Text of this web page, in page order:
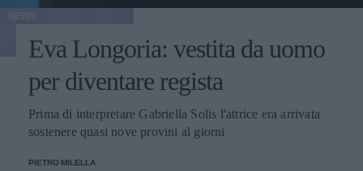
Eva Longoria: vestita da uomo
per diventare regista
Prima di interpretare Gabriella Solis l'attrice era arrivata
sostenere quasi nove provini al giorni
PIETRO MILELLA